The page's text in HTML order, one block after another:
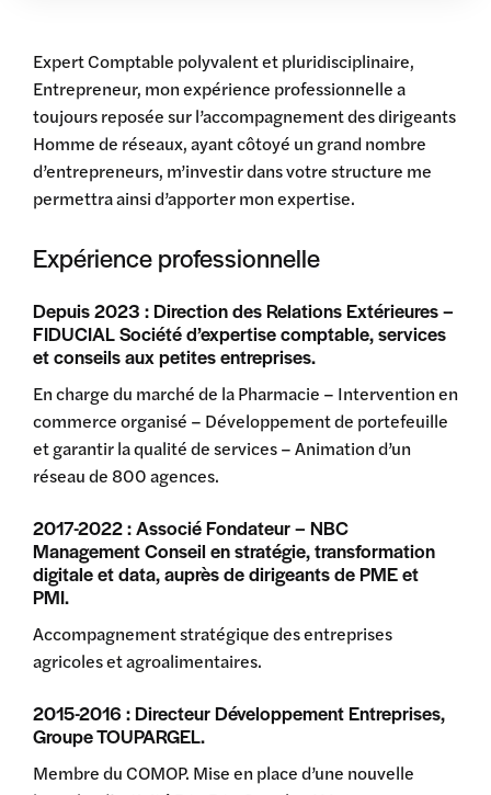
Expert Comptable polyvalent et pluridisciplinaire,
Entrepreneur, mon expérience professionnelle a
toujours reposée sur l’accompagnement des dirigeants
Homme de réseaux, ayant côtoyé un grand nombre
d’entrepreneurs, m’investir dans votre structure me
permettra ainsi d’apporter mon expertise.
Expérience professionnelle
Depuis 2023 : Direction des Relations Extérieures –
FIDUCIAL Société d’expertise comptable, services
et conseils aux petites entreprises.
En charge du marché de la Pharmacie – Intervention en
commerce organisé – Développement de portefeuille
et garantir la qualité de services – Animation d’un
réseau de 800 agences.
2017-2022 : Associé Fondateur – NBC
Management Conseil en stratégie, transformation
digitale et data, auprès de dirigeants de PME et
PMI.
Accompagnement stratégique des entreprises
agricoles et agroalimentaires.
2015-2016 : Directeur Développement Entreprises,
Groupe TOUPARGEL.
Membre du COMOP. Mise en place d’une nouvelle